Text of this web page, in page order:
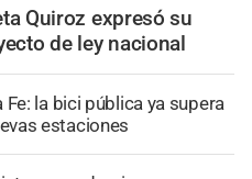
Quiroz expresó su
de ley nacional
Fe: la bici pública ya supera
estaciones